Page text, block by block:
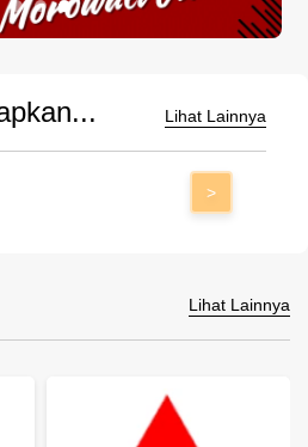
Lihat Lainnya
>
Lihat Lainnya